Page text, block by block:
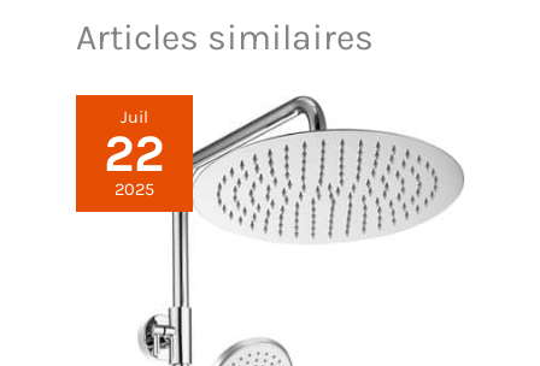
Articles similaires
Juil
22
2025